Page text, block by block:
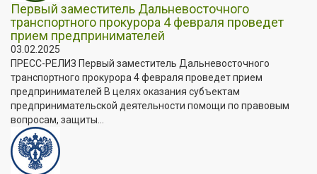
Первый заместитель Дальневосточного
транспортного прокурора 4 февраля проведет
прием предпринимателей
03.02.2025
ПРЕСС-РЕЛИЗ Первый заместитель Дальневосточного
транспортного прокурора 4 февраля проведет прием
предпринимателей В целях оказания субъектам
предпринимательской деятельности помощи по правовым
вопросам, защиты...